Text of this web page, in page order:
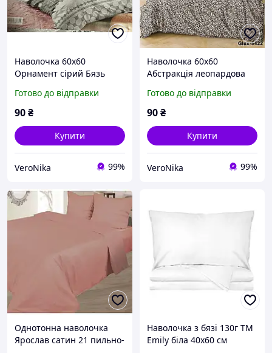
Наволочка 60х60
Орнамент сірий Бязь
Готово до відправки
90₴
Купити
VeroNika 99%
Наволочка 60х60
Абстракція леопардова
Готово до відправки
90₴
Купити
VeroNika 99%
Однотонна наволочка
Ярослав сатин 21 пильно-
Наволочка з бязі 130г ТМ
Emily біла 40х60 см